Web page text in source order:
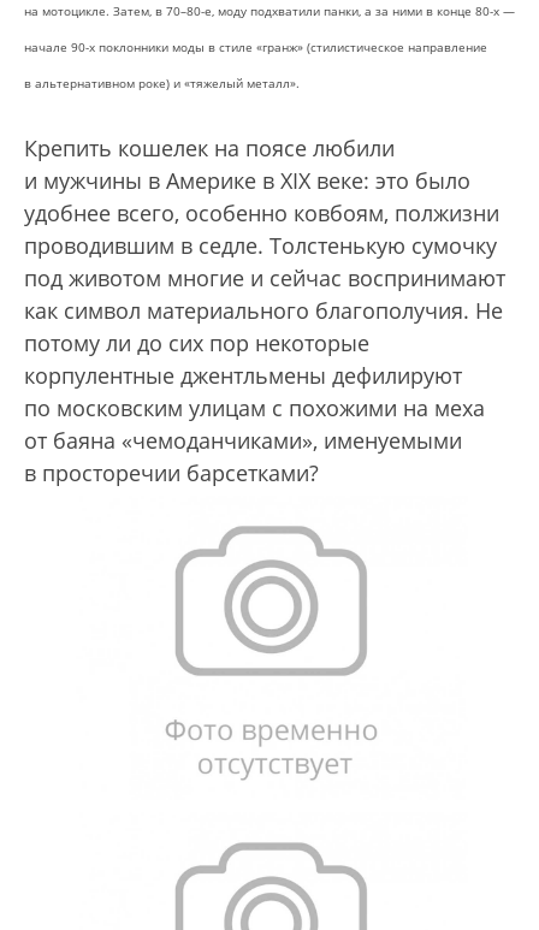
на мотоцикле. Затем, в 70–80-е, моду подхватили панки, а за ними в конце 80-х —
начале 90-х поклонники моды в стиле «гранж» (стилистическое направление
в альтернативном роке) и «тяжелый металл».
Крепить кошелек на поясе любили
и мужчины в Америке в XIX веке: это было
удобнее всего, особенно ковбоям, полжизни
проводившим в седле. Толстенькую сумочку
под животом многие и сейчас воспринимают
как символ материального благополучия. Не
потому ли до сих пор некоторые
корпулентные джентльмены дефилируют
по московским улицам с похожими на меха
от баяна «чемоданчиками», именуемыми
в просторечии барсетками?